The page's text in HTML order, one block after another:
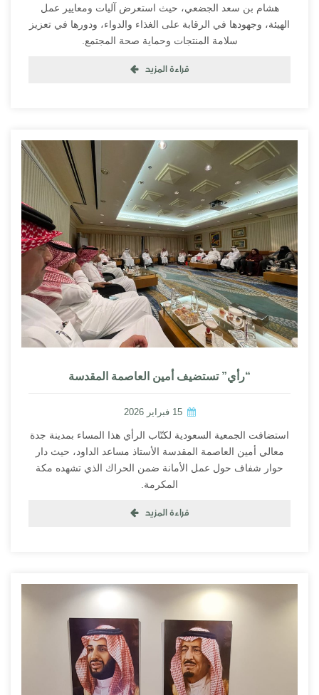
هشام بن سعد الجضعي، حيث استعرض آليات ومعايير عمل
الهيئة، وجهودها في الرقابة على الغذاء والدواء، ودورها في تعزيز
سلامة المنتجات وحماية صحة المجتمع.
قراءة المزيد
“رأي” تستضيف أمين العاصمة المقدسة
15 فبراير 2026
استضافت الجمعية السعودية لكتّاب الرأي هذا المساء بمدينة جدة
معالي أمين العاصمة المقدسة الأستاذ مساعد الداود، حيث دار
حوار شفاف حول عمل الأمانة ضمن الحراك الذي تشهده مكة
المكرمة.
قراءة المزيد